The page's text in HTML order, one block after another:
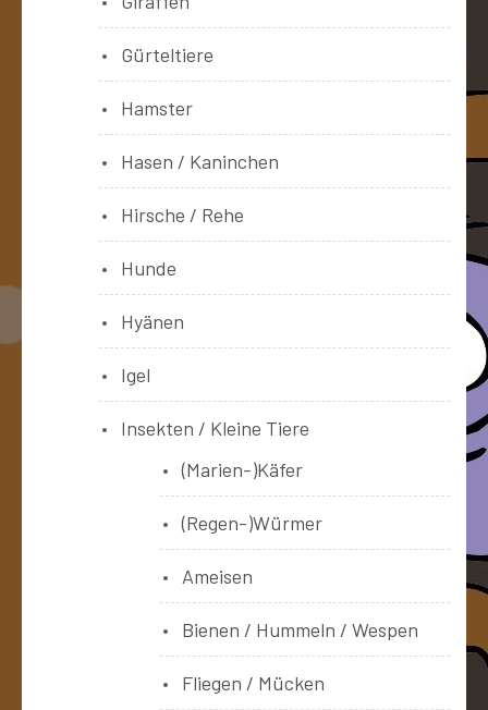
Gürteltiere
Hamster
Hasen / Kaninchen
Hirsche / Rehe
Hunde
Hyänen
Igel
Insekten / Kleine Tiere
(Marien-)Käfer
(Regen-)Würmer
Ameisen
Bienen / Hummeln / Wespen
Fliegen / Mücken